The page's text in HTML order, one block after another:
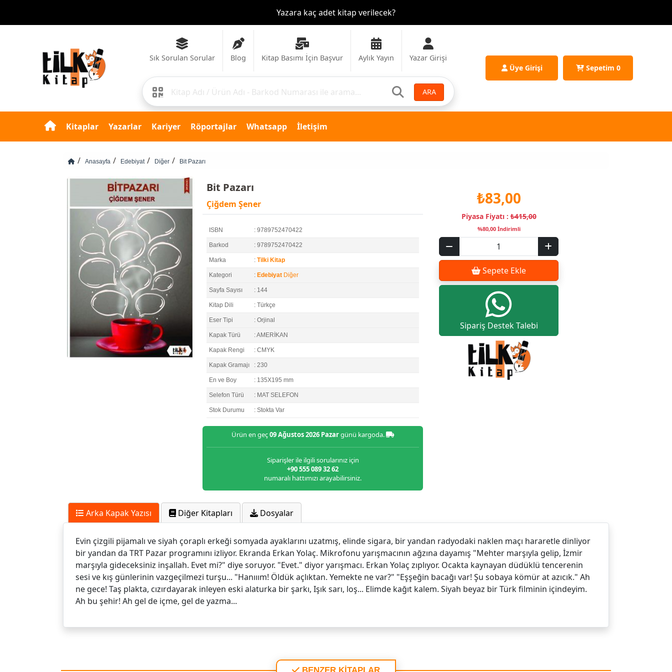
Yazara kaç adet kitap verilecek?
Sık Sorulan Sorular Blog Kitap Basımı İçin Başvur Aylık Yayın Yazar Girişi
ARA
Üye Girişi Sepetim 0
Kitaplar Yazarlar Kariyer Röportajlar Whatsapp İletişim
Anasayfa Edebiyat Diğer Bit Pazarı
Bit Pazarı
Çiğdem Şener
ISBN : 9789752470422
Barkod : 9789752470422
Marka : Tilki Kitap
Kategori : Edebiyat Diğer
Sayfa Sayısı : 144
Kitap Dili : Türkçe
Eser Tipi : Orjinal
Kapak Türü : AMERİKAN
Kapak Rengi : CMYK
Kapak Gramajı : 230
En ve Boy : 135X195 mm
Selefon Türü : MAT SELEFON
Stok Durumu : Stokta Var
Ürün en geç09 Ağustos 2026 Pazargünü kargoda.
Siparişler ile ilgili sorularınız için
+90 555 089 32 62
numaralı hattımızı arayabilirsiniz.
₺83,00
Piyasa Fiyatı :₺415,00
%80,00 İndirimli
Sepete Ekle
Sipariş Destek Talebi
Arka Kapak Yazısı Diğer Kitapları Dosyalar
Evin çizgili pijamalı ve siyah çoraplı erkeği somyada ayaklarını uzatmış, elinde sigara, bir yandan radyodaki naklen maçı hararetle dinliyor
bir yandan da TRT Pazar programını izliyor. Ekranda Erkan Yolaç. Mikrofonu yarışmacının ağzına dayamış "Mehter marşıyla gelip, İzmir
marşıyla gideceksiniz inşallah. Evet mi?" diye soruyor. "Evet." diyor yarışmacı. Erkan Yolaç zıplıyor. Ocakta kaynayan düdüklü tencerenin
sesi ve kış günlerinin vazgeçilmezi turşu... "Hanııım! Öldük açlıktan. Yemekte ne var?" "Eşşeğin bacağı var! Şu sobaya kömür at azıcık." Ah
ne gece! Taş plakta, cızırdayarak inleyen eski alaturka bir şarkı, Işık sarı, loş... Elimde kağıt kalem. Siyah beyaz bir Türk filminin içindeyim.
Ah bu şehir! Ah gel de içme, gel de yazma...